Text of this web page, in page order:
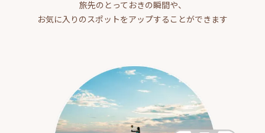
旅先のとっておきの瞬間や、
お気に入りのスポットをアップすることができます